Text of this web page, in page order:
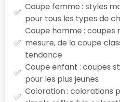
Coupe femme : styles
pour tous les types de
Coupe homme : coupes
mesure, de la coupe
tendance
Coupe enfant : coupes
pour les plus jeunes
Coloration : colorations